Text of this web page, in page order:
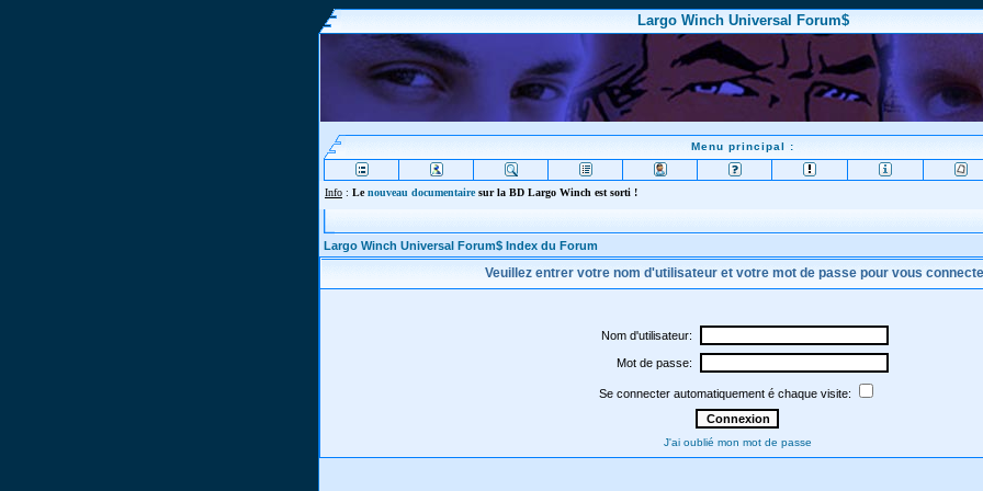
Largo Winch Universal Forum$
Menu principal :
Info : Lenouveau documentairesur la BD Largo Winch est sorti !
Largo Winch Universal Forum$ Index du Forum
Veuillez entrer votre nom d'utilisateur et votre mot de passe pour vous
Nom d'utilisateur:
Mot de passe:
Se connecter automatiquement é chaque visite:
J'ai oublié mon mot de passe